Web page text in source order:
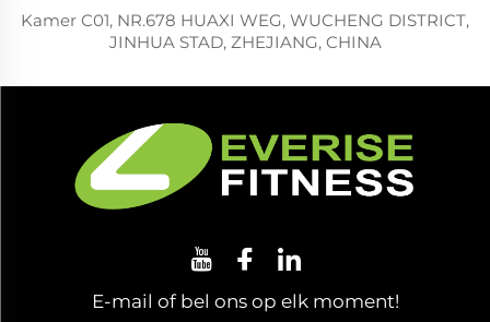
Kamer C01, NR.678 HUAXI WEG, WUCHENG DISTRICT,
JINHUA STAD, ZHEJIANG, CHINA
E-mail of bel ons op elk moment!